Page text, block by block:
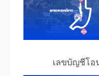
เลขบัญชีโอ